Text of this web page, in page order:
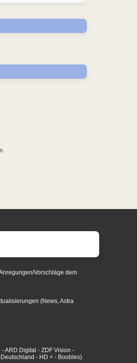
Vorschläge dem
(News, Astra
- ARD Digital - ZDF Vision -
- HD + - Boobles)